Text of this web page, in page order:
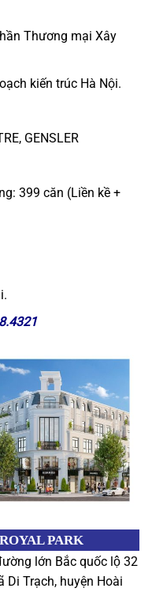
Thương mại Xây
kiến trúc Hà Nội.
GENSLER
399 căn (Liền kề +
PARK
lớn Bắc quốc lộ 32
Di Trạch, huyện Hoài